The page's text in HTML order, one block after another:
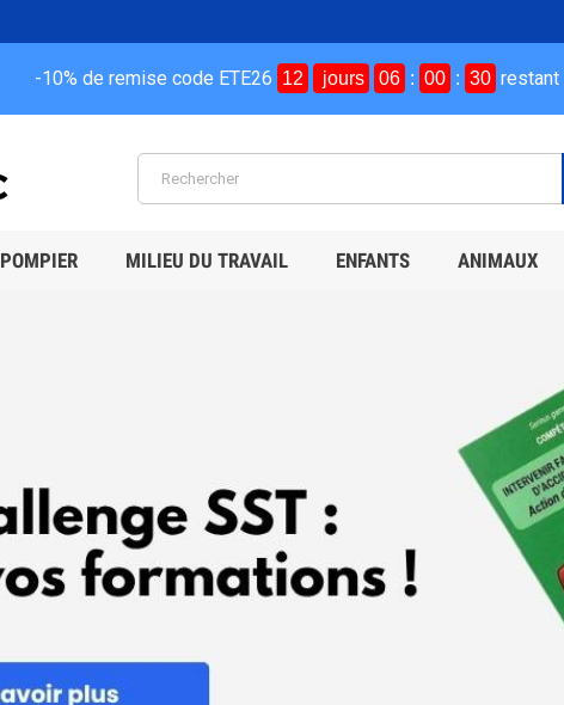
-10% de remise code ETE26 12 jours 06 : 00 : 29 restant
POMPIER MILIEU DU TRAVAIL ENFANTS ANIMAUX